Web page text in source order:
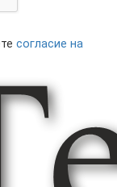
согласие на